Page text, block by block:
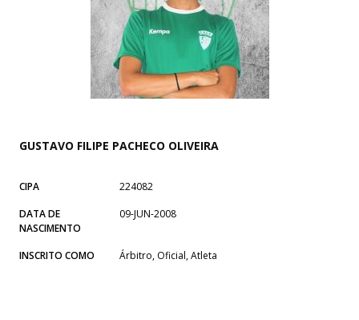
GUSTAVO FILIPE PACHECO OLIVEIRA
CIPA
224082
DATA DE
NASCIMENTO
09-JUN-2008
INSCRITO COMO Árbitro, Oficial, Atleta